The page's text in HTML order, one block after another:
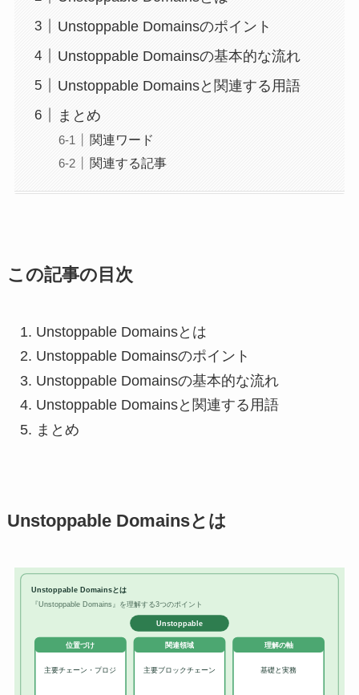
Unstoppable Domainsのポイント
Unstoppable Domainsの基本的な流れ
Unstoppable Domainsと関連する用語
まとめ
関連ワード
関連する記事
この記事の目次
Unstoppable Domainsとは
Unstoppable Domainsのポイント
Unstoppable Domainsの基本的な流れ
Unstoppable Domainsと関連する用語
まとめ
Unstoppable Domainsとは
Unstoppable Domainsとは
『Unstoppable Domains』を理解する3つのポイント
Unstoppable
位置づけ
主要チェーン・プロジ
関連領域
主要ブロックチェーン
理解の軸
基礎と実務